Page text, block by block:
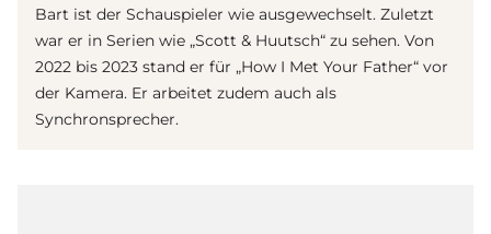
Bart ist der Schauspieler wie ausgewechselt. Zuletzt
war er in Serien wie „Scott & Huutsch“ zu sehen. Von
2022 bis 2023 stand er für „How I Met Your Father“ vor
der Kamera. Er arbeitet zudem auch als
Synchronsprecher.